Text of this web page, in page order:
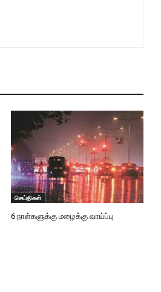
செய்திகள்
6 நாள்களுக்கு மழைக்கு வாய்ப்பு